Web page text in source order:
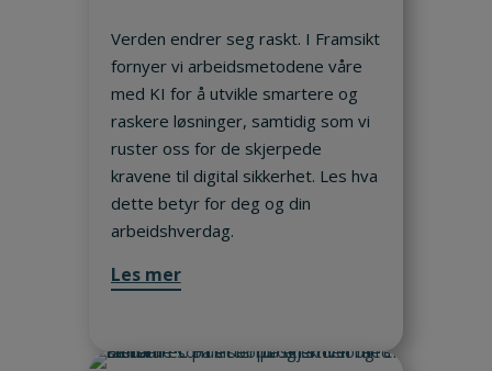
Verden endrer seg raskt. I Framsikt
fornyer vi arbeidsmetodene våre
med KI for å utvikle smartere og
raskere løsninger, samtidig som vi
ruster oss for de skjerpede
kravene til digital sikkerhet. Les hva
dette betyr for deg og din
arbeidshverdag.
Les mer